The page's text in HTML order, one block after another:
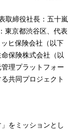
取締役社長：五十嵐
東京都渋谷区、代表
ヒ保険会社（以下
保険株式会社（以
理プラットフォー
共同プロジェクト
をミッションとし